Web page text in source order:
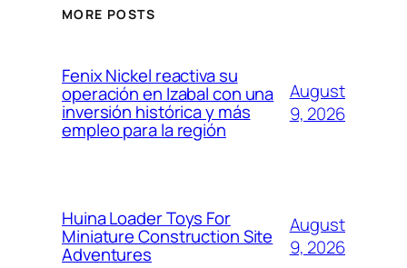
MORE POSTS
Fenix Nickel reactiva su
operación en Izabal con una
inversión histórica y más
empleo para la región
August
9, 2026
Huina Loader Toys For
Miniature Construction Site
Adventures
August
9, 2026